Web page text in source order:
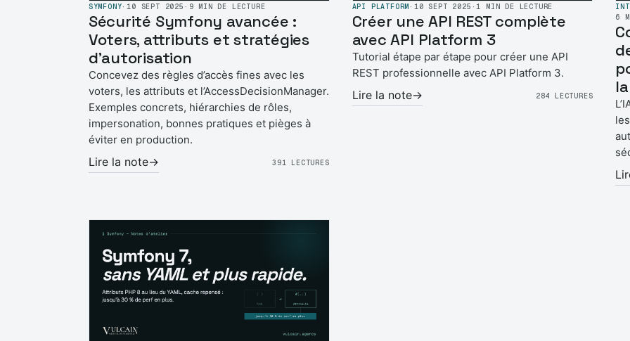
SYMFONY·10 SEPT 2025 · 9 MIN DE LECTURE
Sécurité Symfony avancée :
Voters, attributs et stratégies
d’autorisation
Concevez des règles d’accès fines avec les
voters, les attributs et l’AccessDecisionManager.
Exemples concrets, hiérarchies de rôles,
impersonation, bonnes pratiques et pièges à
éviter en production.
Lire la note→ 391 LECTURES
API PLATFORM · 10 SEPT 2025 ·1 MIN DE LECTURE
Créer une API REST complète
avec API Platform 3
Tutorial étape par étape pour créer une API
REST professionnelle avec API Platform 3.
Lire la note→ 284 LECTURES
6